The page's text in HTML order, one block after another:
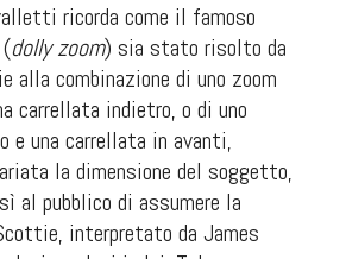
ricorda come il famoso
dolly zoom) sia stato risolto da
alla combinazione di uno zoom
carrellata indietro, o di uno
e una carrellata in avanti,
la dimensione del soggetto,
al pubblico di assumere la
interpretato da James